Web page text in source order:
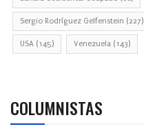
Sergio Rodríguez Gelfenstein (227)
USA (145) Venezuela (143)
COLUMNISTAS